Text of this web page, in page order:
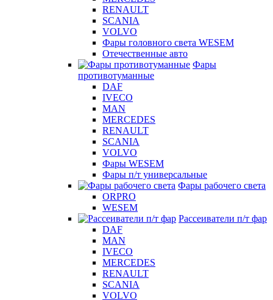
RENAULT
SCANIA
VOLVO
Фары головного света WESEM
Отечественные авто
Фары
противотуманные
DAF
IVECO
MAN
MERCEDES
RENAULT
SCANIA
VOLVO
Фары WESEM
Фары п/т универсальные
Фары рабочего света
ORPRO
WESEM
Рассеиватели п/т фар
DAF
MAN
IVECO
MERCEDES
RENAULT
SCANIA
VOLVO